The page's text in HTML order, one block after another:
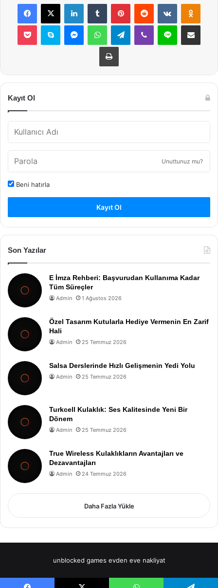
Facebook
X LinkedInTumblr PinterestReddit VKontakte
Pocket Skype MessengerWhatsAppTelegramViber Line E-Posta ile
Yazdır
Kayıt Ol
Unuttunuz mu?
Beni hatırla
Kayıt Ol
Son Yazılar
E İmza Rehberi: Başvurudan Kullanıma Kadar
Tüm Süreçler
Admin 1 Ağustos 2026
Özel Tasarım Kutularla Hediye Vermenin En Zarif
Hali
Admin 25 Temmuz 2026
Salsa Derslerinde Hızlı Gelişmenin Yedi Yolu
Admin 25 Temmuz 2026
Turkcell Kulaklık: Ses Kalitesinde Yeni Bir
Dönem
Admin 25 Temmuz 2026
True Wireless Kulaklıkların Avantajları ve
Dezavantajları
Admin 24 Temmuz 2026
Daha Fazla Yükle
unblocked games evden eve nakliyat